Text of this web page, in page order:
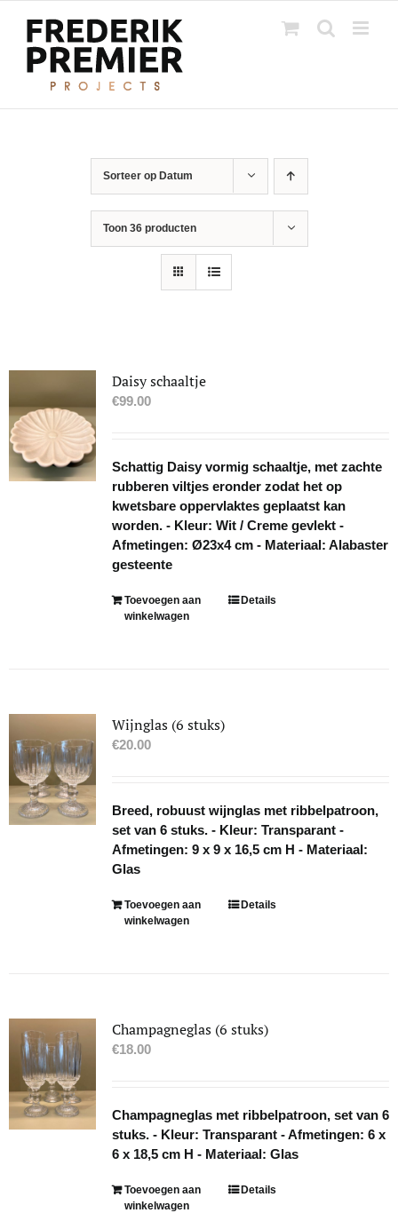
inhoud
Sorteer op Datum
Toon 36 producten
Daisy schaaltje
€99.00
Schattig Daisy vormig schaaltje, met zachte
rubberen viltjes eronder zodat het op
kwetsbare oppervlaktes geplaatst kan
worden. - Kleur: Wit / Creme gevlekt -
Afmetingen: Ø23x4 cm - Materiaal: Alabaster
gesteente
Toevoegen aan
winkelwagen
Details
Wijnglas (6 stuks)
€20.00
Breed, robuust wijnglas met ribbelpatroon,
set van 6 stuks. - Kleur: Transparant -
Afmetingen: 9 x 9 x 16,5 cm H - Materiaal:
Glas
Toevoegen aan
winkelwagen
Details
Champagneglas (6 stuks)
€18.00
Champagneglas met ribbelpatroon, set van 6
stuks. - Kleur: Transparant - Afmetingen: 6 x
6 x 18,5 cm H - Materiaal: Glas
Toevoegen aan
winkelwagen
Details